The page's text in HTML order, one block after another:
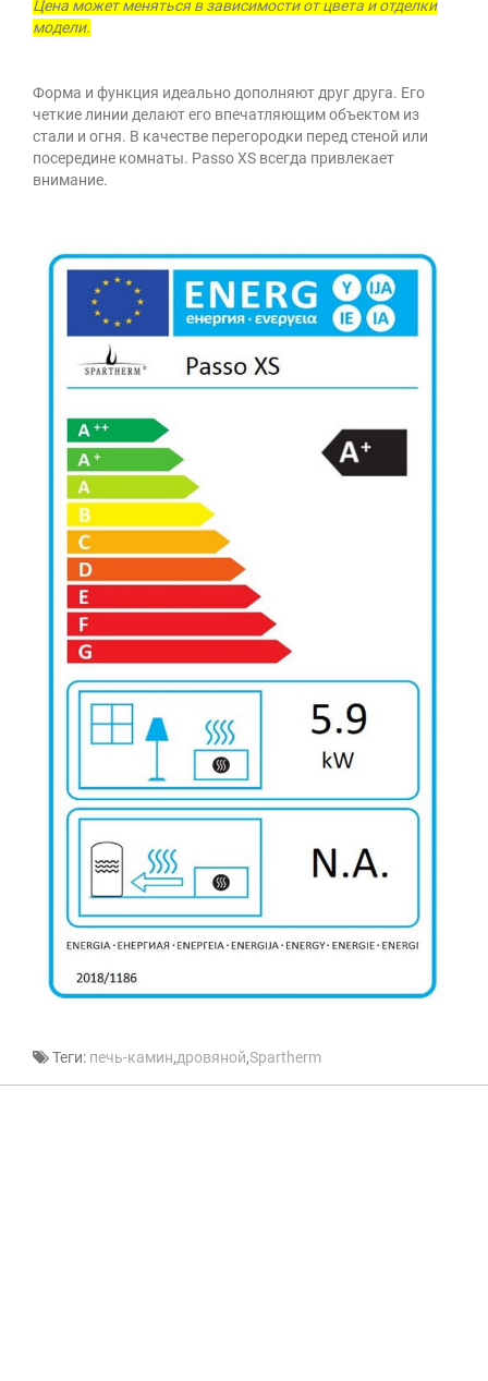
Цена может меняться в зависимости от цвета и отделки
модели.
Форма и функция идеально дополняют друг друга. Его
четкие линии делают его впечатляющим объектом из
стали и огня. В качестве перегородки перед стеной или
посередине комнаты. Passo XS всегда привлекает
внимание.
Теги: печь-камин,дровяной,Spartherm